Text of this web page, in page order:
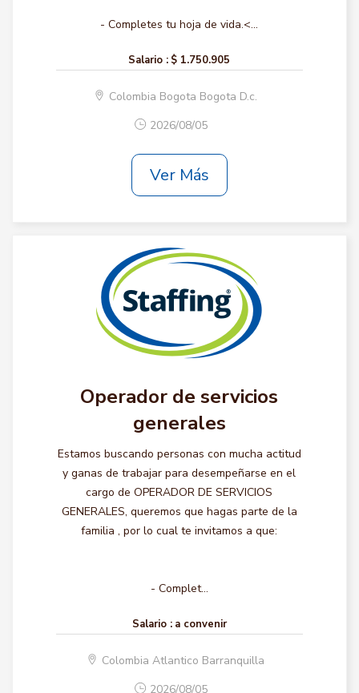
- Completes tu hoja de vida.<...
Salario : $ 1.750.905
Colombia Bogota Bogota D.c.
2026/08/05
Ver Más
Operador de servicios
generales
Estamos buscando personas con mucha actitud
y ganas de trabajar para desempeñarse en el
cargo de OPERADOR DE SERVICIOS
GENERALES, queremos que hagas parte de la
familia , por lo cual te invitamos a que:
- Complet...
Salario : a convenir
Colombia Atlantico Barranquilla
2026/08/05